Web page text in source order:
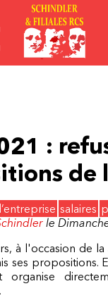
:
de
salaires
le
à l'occasion de
ses propositions.
organise